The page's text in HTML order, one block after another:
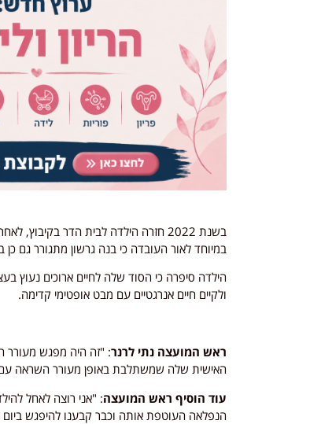
בשנת 2022 חזרה הילדה לבית הדר
במיוחד לאור העובדה כי בנה גרשון מתגורר גם כן
הילדה סיפרה כי הסוד שלה לחיים ארוכים נעוץ
ולקיים חיים אנרגטיים עם מבט אופטימי קדימה.
ראש המועצה נתי לרנר: "זה היה מפגש מעורר
האישית שלה שמשתלבת באופן מעורר השראה עם
עוד הוסיף ראש המועצה: "אני רוצה לאחל
הנפלאה העוטפת אותה וכבר קבענו להיפגש ביום